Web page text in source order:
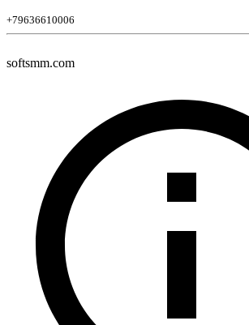
+79636610006
softsmm.com